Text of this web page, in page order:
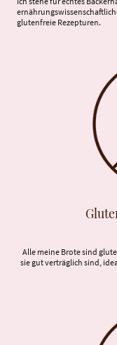
glutenfreie Rezepturen.
Alle meine Brote sind
sie gut verträglich sind,